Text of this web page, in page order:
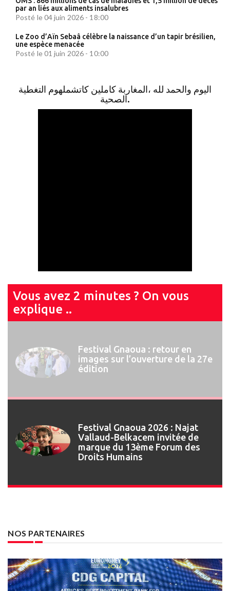
par an liés aux aliments insalubres
Posté le 04 juin 2026 - 18:00
Le Zoo d’Aïn Sebaâ célèbre la naissance d’un tapir brésilien,
une espèce menacée
Posté le 01 juin 2026 - 10:00
اليوم والحمد لله ،المغاربة كاملين كاتشملهوم التغطية
الصحية.
Vous avez 2 minutes ? On vous
explique ..
Festival Gnaoua 2026 : Najat
Vallaud-Belkacem invitée de
marque du 13ème Forum des
Festival Gnaoua : retour en
images sur l’ouverture de la 27e
édition
NOS PARTENAIRES